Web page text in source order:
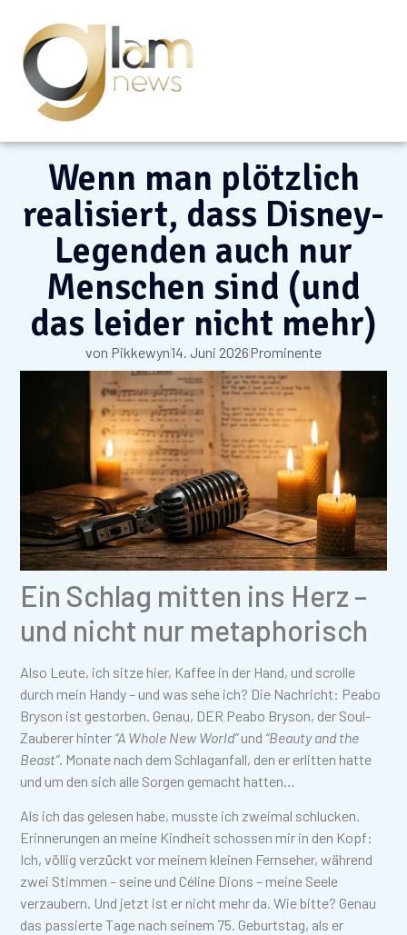
Wenn man plötzlich
realisiert, dass Disney-
Legenden auch nur
Menschen sind (und
das leider nicht mehr)
von Pikkewyn14. Juni 2026Prominente
Ein Schlag mitten ins Herz –
und nicht nur metaphorisch
Also Leute, ich sitze hier, Kaffee in der Hand, und scrolle
durch mein Handy – und was sehe ich? Die Nachricht: Peabo
Bryson ist gestorben. Genau, DER Peabo Bryson, der Soul-
Zauberer hinter “A Whole New World”und “Beauty and the
Beast”. Monate nach dem Schlaganfall, den er erlitten hatte
und um den sich alle Sorgen gemacht hatten…
Als ich das gelesen habe, musste ich zweimal schlucken.
Erinnerungen an meine Kindheit schossen mir in den Kopf:
Ich, völlig verzückt vor meinem kleinen Fernseher, während
zwei Stimmen – seine und Céline Dions – meine Seele
verzaubern. Und jetzt ist er nicht mehr da. Wie bitte? Genau
das passierte Tage nach seinem 75. Geburtstag, als er